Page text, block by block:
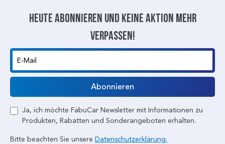
Heute abonnieren und keine aktion mehr
verpassen!
E-Mail
Abonnieren
Ja, ich möchte FabuCar Newsletter mit Informationen zu
Produkten, Rabatten und Sonderangeboten erhalten.
Bitte beachten Sie unsere Datenschutzerklärung.